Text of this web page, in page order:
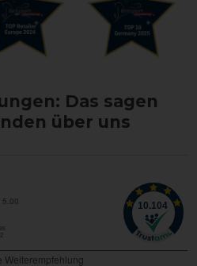
Das sagen
über uns